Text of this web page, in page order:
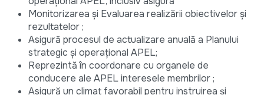
Monitorizarea și Evaluarea realizării obiectivelor și
rezultatelor ;
Asigură procesul de actualizare anuală a Planului
strategic și operațional APEL;
Reprezintă în coordonare cu organele de
conducere ale APEL interesele membrilor ;
Asigură un climat favorabil pentru instruirea și